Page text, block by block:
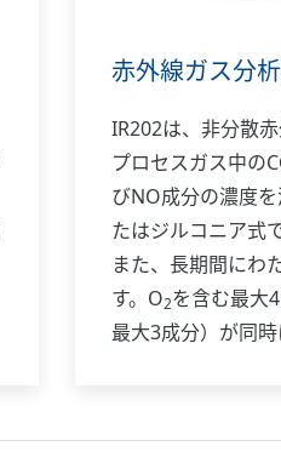
赤外線ガス分
IR202は、非分散
プロセスガス中の
びNO成分の濃度
たはジルコニア式
また、長期間にわ
す。O2を含む最大
最大3成分）が同時